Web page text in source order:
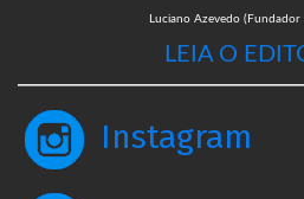
Luciano Azevedo
LEIA O
Instagram